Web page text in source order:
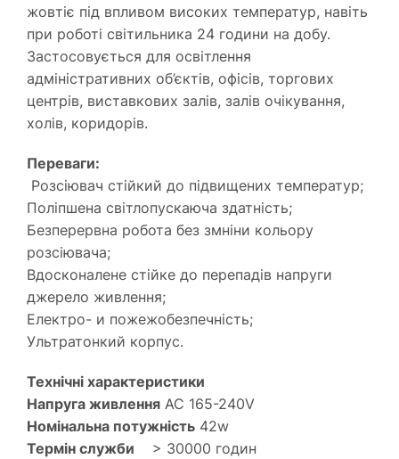
жовтіє під впливом високих температур, навіть
при роботі світильника 24 години на добу.
Застосовується для освітлення
адміністративних об’єктів, офісів, торгових
центрів, виставкових залів, залів очікування,
холів, коридорів.
Переваги:
Розсіювач стійкий до підвищених температур;
Поліпшена світлопускаюча здатність;
Безперервна робота без змніни кольору
розсіювача;
Вдосконалене стійке до перепадів напруги
джерело живлення;
Електро- и пожежобезпечність;
Ультратонкий корпус.
Технічні характеристики
Напруга живлення AC 165-240V
Номінальна потужність 42w
Термін служби > 30000 годин